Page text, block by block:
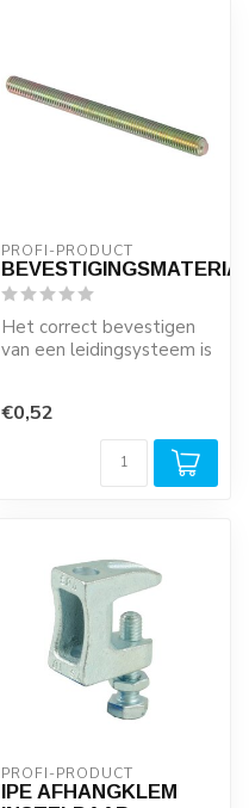
PROFI-PRODUCT
Het correct bevestigen
van een leidingsysteem is
€0,52
PROFI-PRODUCT
IPE AFHANGKLEM